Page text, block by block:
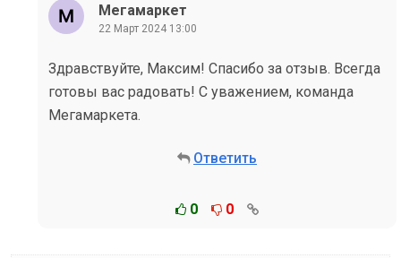
Мегамаркет
22 Март 2024 13:00
Здравствуйте, Максим! Спасибо за отзыв. Всегда
готовы вас радовать! С уважением, команда
Мегамаркета.
Ответить
0 0